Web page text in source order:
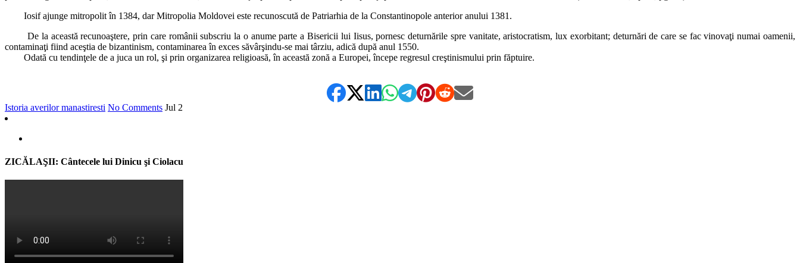
Iosif ajunge mitropolit în 1384, dar Mitropolia Moldovei este recunoscută de Patriarhia de la Constantinopole anterior anului 1381.
De la această recunoaştere, prin care românii subscriu la o anume parte a Bisericii lui Iisus, pornesc deturnările spre vanitate, aristocratism, lux exorbitant; deturnări de care se fac vinovaţi numai oamenii,
contaminaţi fiind aceştia de bizantinism, contaminarea în exces săvârşindu-se mai târziu, adică după anul 1550.
Odată cu tendinţele de a juca un rol, şi prin organizarea religioasă, în această zonă a Europei, începe regresul creştinismului prin făptuire.
Istoria averilor manastiresti No Comments Jul 2
ZICĂLAŞII: Cântecele lui Dinicu şi Ciolacu